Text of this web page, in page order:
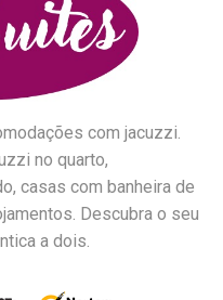
com jacuzzi.
no quarto,
casas com banheira de
Descubra o seu
a dois.